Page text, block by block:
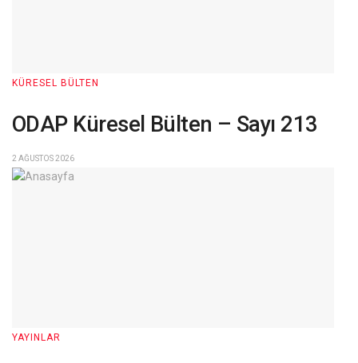
KÜRESEL BÜLTEN
ODAP Küresel Bülten – Sayı 213
2 AĞUSTOS 2026
YAYINLAR